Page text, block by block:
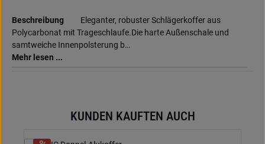
Beschreibung
Eleganter, robuster Schlägerkoffer aus
Polycarbonat mit Trageschlaufe.Die harte Außenschale und
samtweiche Innenpolsterung b…
Mehr lesen ...
Produktgalerie überspringenKUNDEN KAUFTEN AUCH